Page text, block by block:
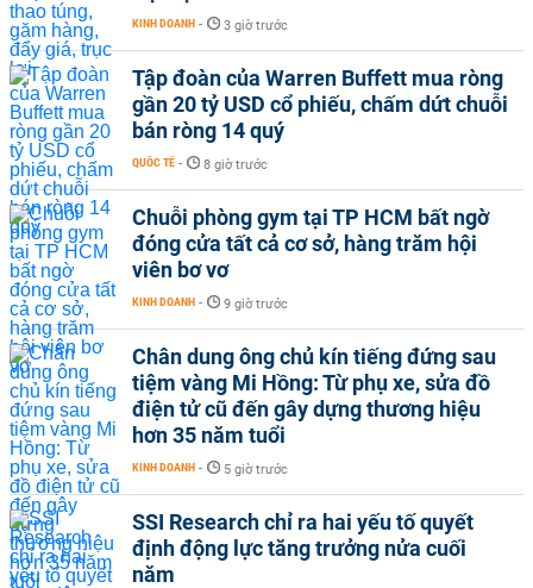
KINH DOANH - 3 giờ trước
Tập đoàn của Warren Buffett mua ròng
gần 20 tỷ USD cổ phiếu, chấm dứt chuỗi
bán ròng 14 quý
QUỐC TẾ - 8 giờ trước
Chuỗi phòng gym tại TP HCM bất ngờ
đóng cửa tất cả cơ sở, hàng trăm hội
viên bơ vơ
KINH DOANH - 9 giờ trước
Chân dung ông chủ kín tiếng đứng sau
tiệm vàng Mi Hồng: Từ phụ xe, sửa đồ
điện tử cũ đến gây dựng thương hiệu
hơn 35 năm tuổi
KINH DOANH - 5 giờ trước
SSI Research chỉ ra hai yếu tố quyết
định động lực tăng trưởng nửa cuối
năm